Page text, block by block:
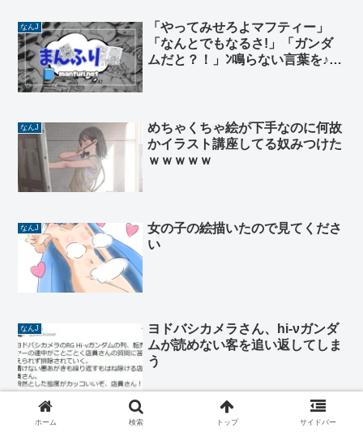
なんJ
「やってみせろよマフティー」
「なんとでもなるさ!」「ガンダ
ムだと？！」ﾝ鳴らない言葉を♪←
なんJ
めちゃくちゃ絵が下手なのに何故
かイラスト講座してる奴みつけた
ｗｗｗｗｗ
なんJ
女の子の絵描いたので見てくださ
い
なんJ
ヨドバシカメラさん、hi-νガンダ
ムが読めない客を追い返してしま
う
なんJ 鬼滅映画のDVD、初日で48万枚
ホーム 検索 トップ サイドバー